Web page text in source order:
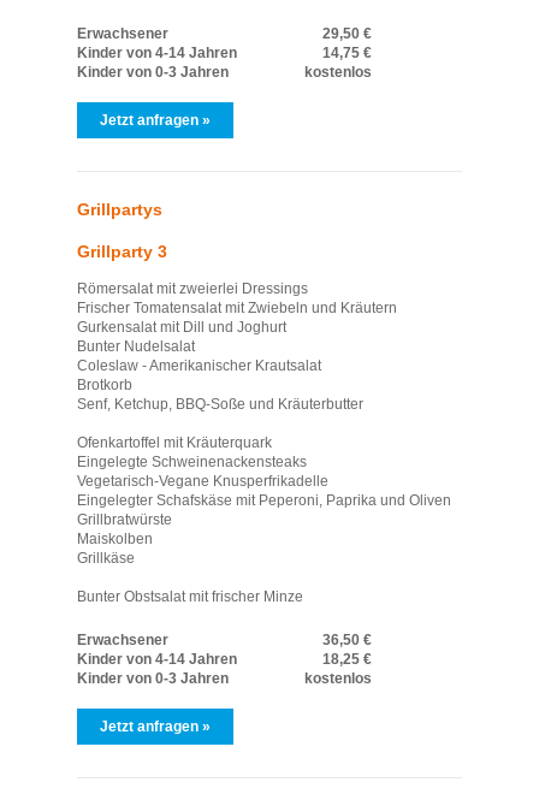
Erwachsener
29,50 €
Kinder von 4-14 Jahren
14,75 €
Kinder von 0-3 Jahren
kostenlos
Jetzt anfragen »
Grillpartys
Grillparty 3
Römersalat mit zweierlei Dressings
Frischer Tomatensalat mit Zwiebeln und Kräutern
Gurkensalat mit Dill und Joghurt
Bunter Nudelsalat
Coleslaw - Amerikanischer Krautsalat
Brotkorb
Senf, Ketchup, BBQ-Soße und Kräuterbutter
Ofenkartoffel mit Kräuterquark
Eingelegte Schweinenackensteaks
Vegetarisch-Vegane Knusperfrikadelle
Eingelegter Schafskäse mit Peperoni, Paprika und Oliven
Grillbratwürste
Maiskolben
Grillkäse
Bunter Obstsalat mit frischer Minze
Erwachsener
36,50 €
Kinder von 4-14 Jahren
18,25 €
Kinder von 0-3 Jahren
kostenlos
Jetzt anfragen »